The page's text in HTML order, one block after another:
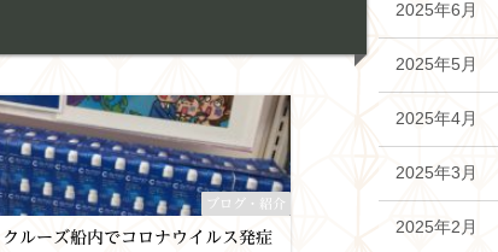
ブログ・紹介
クルーズ船内でコロナウイルス発症
2025年6月
2025年5月
2025年4月
2025年3月
2025年2月